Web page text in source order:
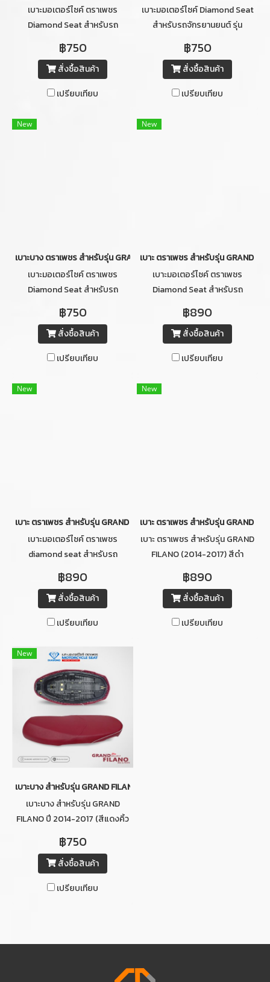
เบาะมอเตอร์ไซค์ ตราเพชร
Diamond Seat สำหรับรถ
GRAND FILANO ปี 2014-2017
(สีน้ำตาล) แบบบาง
฿750
สั่งซื้อสินค้า
เปรียบเทียบ
เบาะมอเตอร์ไซค์ Diamond Seat
สำหรับรถจักรยานยนต์ รุ่น
2014-2017 (สีแดงเลือดหมูคิ้ว
ดำ) แบบบาง
฿750
สั่งซื้อสินค้า
เปรียบเทียบ
New
เบาะบาง ตราเพชร สำหรับรุ่น GRAND FILANO ปี 2014-2017 (สีเทาคิ้วขาว)
เบาะมอเตอร์ไซค์ ตราเพชร
Diamond Seat สำหรับรถ
GRAND FILANO ปี 2014-2017
(สีเทา) แบบบาง
฿750
สั่งซื้อสินค้า
เปรียบเทียบ
New
เบาะ ตราเพชร สำหรับรุ่น GRAND
เบาะมอเตอร์ไซค์ ตราเพชร
Diamond Seat สำหรับรถ
GRAND FILANO ปี 2014-2017
(สีเทาคิ้วขาว)
฿890
สั่งซื้อสินค้า
เปรียบเทียบ
New
เบาะ ตราเพชร สำหรับรุ่น GRAND FILANO ปี 2014-2017 (สีน้ำตาลอ่อน)
เบาะมอเตอร์ไซค์ ตราเพชร
diamond seat สำหรับรถ
GRAND FILANO ปี 2014-2017
(สีน้ำตาลอ่อน)
฿890
สั่งซื้อสินค้า
เปรียบเทียบ
New
เบาะ ตราเพชร สำหรับรุ่น GRAND
เบาะ ตราเพชร สำหรับรุ่น GRAND
FILANO (2014-2017) สีดำ
฿890
สั่งซื้อสินค้า
เปรียบเทียบ
New
เบาะบาง สำหรับรุ่น GRAND FILANO ปี 2014-2017 (สีแดงคิ้วขาว)
เบาะบาง สำหรับรุ่น GRAND
FILANO ปี 2014-2017 (สีแดงคิ้ว
฿750
สั่งซื้อสินค้า
เปรียบเทียบ